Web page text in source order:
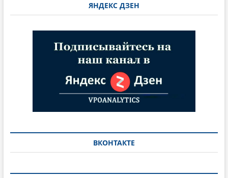
ЯНДЕКС ДЗЕН
ВКОНТАКТЕ